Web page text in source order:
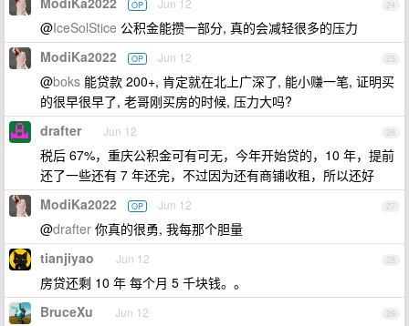
24
OP Jun 12
@IceSolStice 公积金能攒一部分, 真的会减轻很多的压力
25
ModiKa2022 OP Jun 12
@boks 能贷款 200+, 肯定就在北上广深了, 能小赚一笔, 证明买
的很早很早了, 老哥刚买房的时候, 压力大吗?
26
drafter Jun 12
税后 67%，重庆公积金可有可无，今年开始贷的，10 年，提前
还了一些还有 7 年还完，不过因为还有商铺收租，所以还好
27
ModiKa2022 OP Jun 12
@drafter 你真的很勇, 我每那个胆量
28
tianjiyao Jun 12
房贷还剩 10 年 每个月 5 千块钱。。
29
BruceXu Jun 12